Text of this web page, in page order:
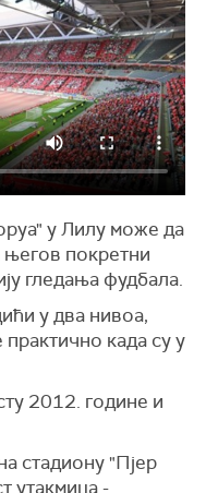
у Лилу може да
покретни
гледања фудбала.
у два нивоа,
када су у
2012. године и
стадиону "Пјер
утакмица -